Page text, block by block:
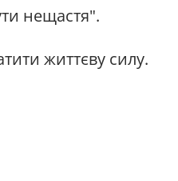
нещастя".
життєву силу.